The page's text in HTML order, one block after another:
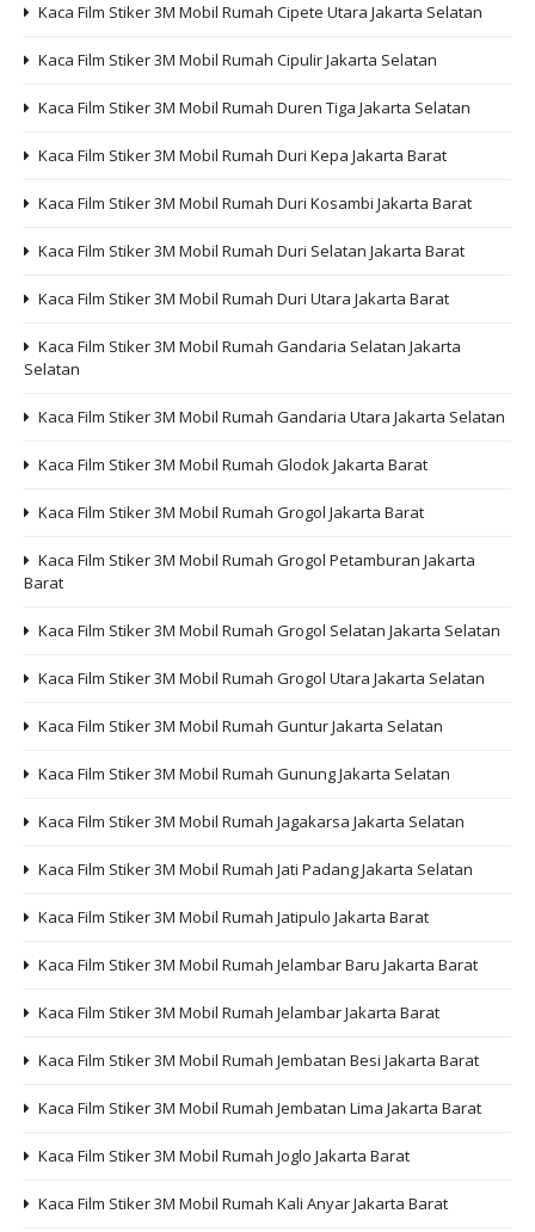
Kaca Film Stiker 3M Mobil Rumah Cipete Utara Jakarta Selatan
Kaca Film Stiker 3M Mobil Rumah Cipulir Jakarta Selatan
Kaca Film Stiker 3M Mobil Rumah Duren Tiga Jakarta Selatan
Kaca Film Stiker 3M Mobil Rumah Duri Kepa Jakarta Barat
Kaca Film Stiker 3M Mobil Rumah Duri Kosambi Jakarta Barat
Kaca Film Stiker 3M Mobil Rumah Duri Selatan Jakarta Barat
Kaca Film Stiker 3M Mobil Rumah Duri Utara Jakarta Barat
Kaca Film Stiker 3M Mobil Rumah Gandaria Selatan Jakarta
Selatan
Kaca Film Stiker 3M Mobil Rumah Gandaria Utara Jakarta Selatan
Kaca Film Stiker 3M Mobil Rumah Glodok Jakarta Barat
Kaca Film Stiker 3M Mobil Rumah Grogol Jakarta Barat
Kaca Film Stiker 3M Mobil Rumah Grogol Petamburan Jakarta
Barat
Kaca Film Stiker 3M Mobil Rumah Grogol Selatan Jakarta Selatan
Kaca Film Stiker 3M Mobil Rumah Grogol Utara Jakarta Selatan
Kaca Film Stiker 3M Mobil Rumah Guntur Jakarta Selatan
Kaca Film Stiker 3M Mobil Rumah Gunung Jakarta Selatan
Kaca Film Stiker 3M Mobil Rumah Jagakarsa Jakarta Selatan
Kaca Film Stiker 3M Mobil Rumah Jati Padang Jakarta Selatan
Kaca Film Stiker 3M Mobil Rumah Jatipulo Jakarta Barat
Kaca Film Stiker 3M Mobil Rumah Jelambar Baru Jakarta Barat
Kaca Film Stiker 3M Mobil Rumah Jelambar Jakarta Barat
Kaca Film Stiker 3M Mobil Rumah Jembatan Besi Jakarta Barat
Kaca Film Stiker 3M Mobil Rumah Jembatan Lima Jakarta Barat
Kaca Film Stiker 3M Mobil Rumah Joglo Jakarta Barat
Kaca Film Stiker 3M Mobil Rumah Kali Anyar Jakarta Barat